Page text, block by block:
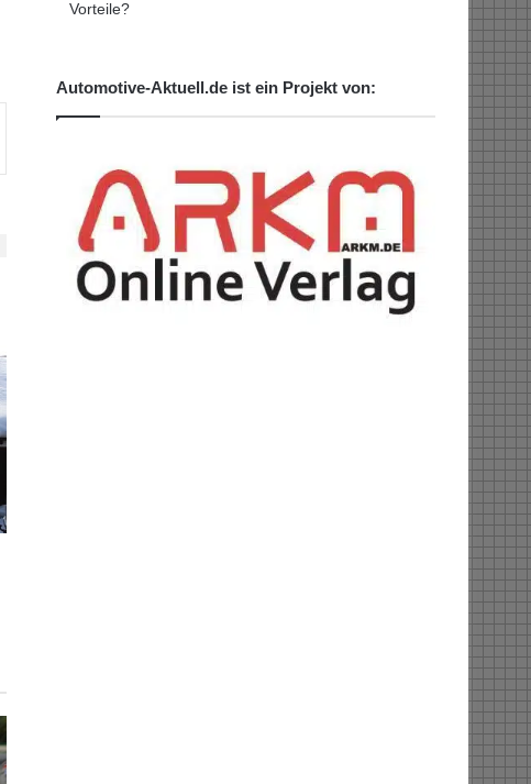
Vorteile?
Automotive-Aktuell.de ist ein Projekt von: